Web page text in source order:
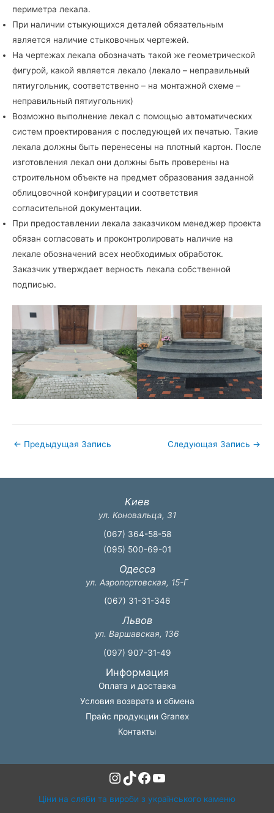
периметра лекала.
При наличии стыкующихся деталей обязательным
является наличие стыковочных чертежей.
На чертежах лекала обозначать такой же геометрической
фигурой, какой является лекало (лекало – неправильный
пятиугольник, соответственно – на монтажной схеме –
неправильный пятиугольник)
Возможно выполнение лекал с помощью автоматических
систем проектирования с последующей их печатью. Такие
лекала должны быть перенесены на плотный картон. После
изготовления лекал они должны быть проверены на
строительном объекте на предмет образования заданной
облицовочной конфигурации и соответствия
согласительной документации.
При предоставлении лекала заказчиком менеджер проекта
обязан согласовать и проконтролировать наличие на
лекале обозначений всех необходимых обработок.
Заказчик утверждает верность лекала собственной
подписью.
← Предыдущая Запись Следующая Запись →
Киев
ул. Коновальца, 31
(067) 364-58-58
(095) 500-69-01
Одесса
ул. Аэропортовская, 15-Г
(067) 31-31-346
Львов
ул. Варшавская, 136
(097) 907-31-49
Информация
Оплата и доставка
Условия возврата и обмена
Прайс продукции Granex
Контакты
Instagram
TikTok
Facebook
YouTube
Ціни на сляби та вироби з українського каменю